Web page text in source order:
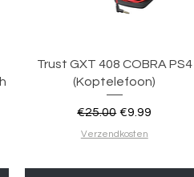
Quick View
Trust GXT 408 COBRA PS4
(Koptelefoon)
Regular Price
€25.00 Sale Price
€9.99
Verzendkosten